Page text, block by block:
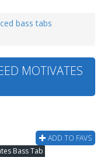
bass tabs
MOTIVATES
ADD TO FAVS
Bass Tab